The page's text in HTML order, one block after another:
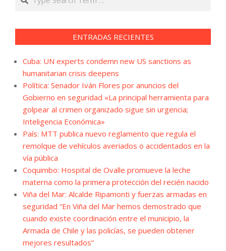
ENTRADAS RECIENTES
Cuba: UN experts condemn new US sanctions as
humanitarian crisis deepens
Política: Senador Iván Flores por anuncios del
Gobierno en seguridad «La principal herramienta para
golpear al crimen organizado sigue sin urgencia;
Inteligencia Económica»
País: MTT publica nuevo reglamento que regula el
remolque de vehículos averiados o accidentados en la
vía pública
Coquimbo: Hospital de Ovalle promueve la leche
materna como la primera protección del recién nacido
Viña del Mar: Alcalde Ripamonti y fuerzas armadas en
seguridad “En Viña del Mar hemos demostrado que
cuando existe coordinación entre el municipio, la
Armada de Chile y las policías, se pueden obtener
mejores resultados”